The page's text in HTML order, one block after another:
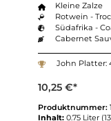
Kleine Zalze
Rotwein -
Südafrika -
Cabernet
John Platter:
10,25 €*
Produktnummer:
Inhalt: 0.75 Liter